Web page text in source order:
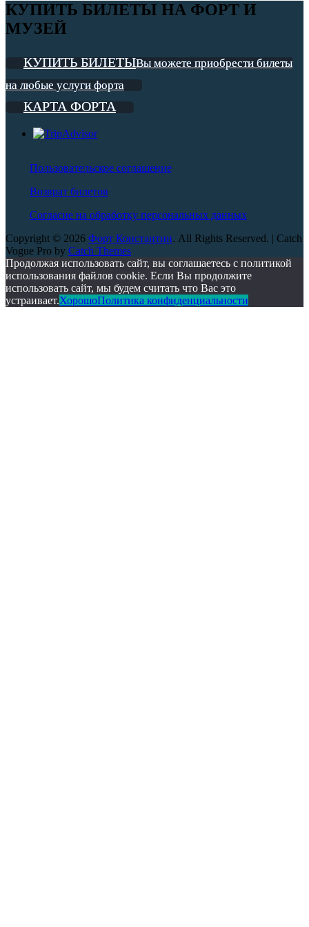
КУПИТЬ БИЛЕТЫ НА ФОРТ И
МУЗЕЙ
КУПИТЬ БИЛЕТЫВы можете приобрести билеты
на любые услуги форта
КАРТА ФОРТА
Пользовательское соглашение
Возврат билетов
Согласие на обработку персональных данных
Copyright © 2026 Форт Константин. All Rights Reserved. | Catch
Vogue Pro by Catch Themes
Scroll
Up
Продолжая использовать сайт, вы соглашаетесь с политикой
использования файлов cookie. Если Вы продолжите
использовать сайт, мы будем считать что Вас это
устраивает.ХорошоПолитика конфиденциальности